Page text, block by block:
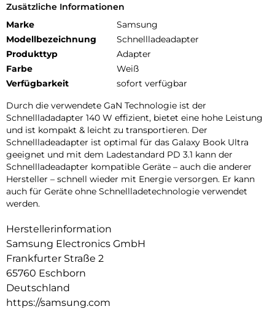
Zusätzliche Informationen
Marke
Samsung
Modellbezeichnung
Schnellladeadapter
Produkttyp
Adapter
Farbe
Weiß
Verfügbarkeit
sofort verfügbar
Durch die verwendete GaN Technologie ist der
Schnellladadapter 140 W effizient, bietet eine hohe Leistung
und ist kompakt & leicht zu transportieren. Der
Schnellladeadapter ist optimal für das Galaxy Book Ultra
geeignet und mit dem Ladestandard PD 3.1 kann der
Schnellladeadapter kompatible Geräte – auch die anderer
Hersteller – schnell wieder mit Energie versorgen. Er kann
auch für Geräte ohne Schnellladetechnologie verwendet
werden.
Herstellerinformation
Samsung Electronics GmbH
Frankfurter Straße 2
65760 Eschborn
Deutschland
https://samsung.com